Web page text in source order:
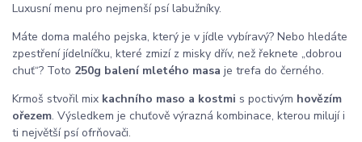
Luxusní menu pro nejmenší psí labužníky.
Máte doma malého pejska, který je v jídle vybíravý? Nebo hledáte
zpestření jídelníčku, které zmizí z misky dřív, než řeknete „dobrou
chuť“? Toto 250g balení mletého masa je trefa do černého.
Krmoš stvořil mix kachního maso a kostmi s poctivým hovězím
ořezem. Výsledkem je chuťově výrazná kombinace, kterou milují i
ti největší psí ofrňovači.